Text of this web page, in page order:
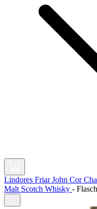
Lindores Friar John Cor
Malt Scotch Whisky -